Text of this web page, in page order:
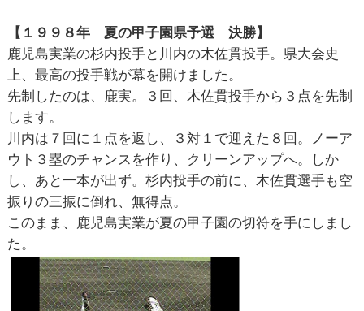
【１９９８年 夏の甲子園県予選 決勝】
鹿児島実業の杉内投手と川内の木佐貫投手。県大会史
上、最高の投手戦が幕を開けました。
先制したのは、鹿実。３回、木佐貫投手から３点を先制
します。
川内は７回に１点を返し、３対１で迎えた８回。ノーア
ウト３塁のチャンスを作り、クリーンアップへ。しか
し、あと一本が出ず。杉内投手の前に、木佐貫選手も空
振りの三振に倒れ、無得点。
このまま、鹿児島実業が夏の甲子園の切符を手にしまし
た。